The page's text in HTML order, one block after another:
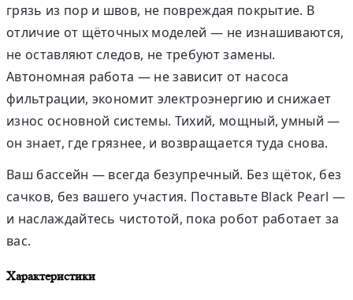
грязь из пор и швов, не повреждая покрытие. В
отличие от щёточных моделей — не изнашиваются,
не оставляют следов, не требуют замены.
Автономная работа — не зависит от насоса
фильтрации, экономит электроэнергию и снижает
износ основной системы. Тихий, мощный, умный —
он знает, где грязнее, и возвращается туда снова.
Ваш бассейн — всегда безупречный. Без щёток, без
сачков, без вашего участия. Поставьте Black Pearl —
и наслаждайтесь чистотой, пока робот работает за
вас.
Характеристики